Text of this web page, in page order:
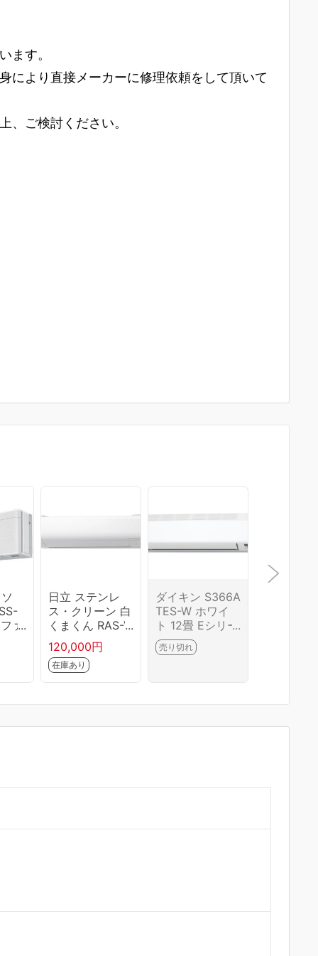
ます。
により直接メーカーに修理依頼をして頂いて
、ご検討ください。
ァ
イ
ン
日立 ステンレ
ス・クリーン 白
くまくん RAS-V
J2825S(W) ス
ターホワイト 10
畳
120,000円
在庫あり
ダイキン S366A
TES-W ホワイ
ト 12畳 Eシリー
ズ 2026年モデ
ル
売り切れ